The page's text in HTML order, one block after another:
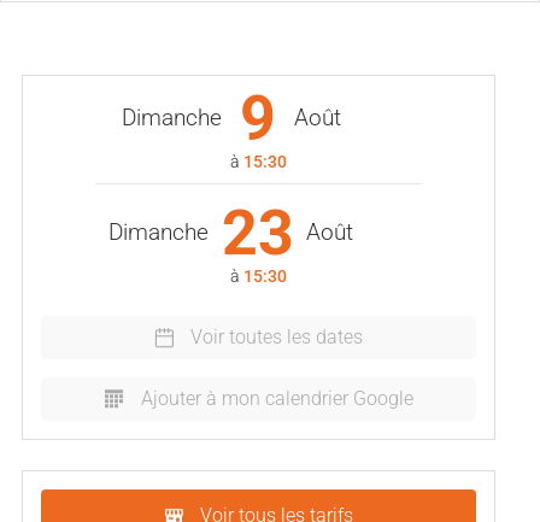
Dimanche 9 Août
à 15:30
Dimanche 23 Août
à 15:30
Voir toutes les dates
Ajouter à mon calendrier Google
Voir tous les tarifs